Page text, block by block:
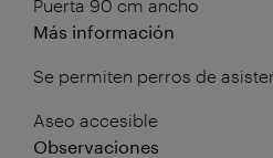
Puerta 90 cm ancho
Más información
Se permiten perros de
Aseo accesible
Observaciones